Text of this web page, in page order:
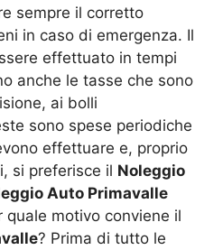
sempre il corretto
in caso di emergenza. Il
effettuato in tempi
anche le tasse che sono
ai bolli
sono spese periodiche
effettuare e, proprio
si preferisce il Noleggio
Auto Primavalle
quale motivo conviene il
? Prima di tutto le